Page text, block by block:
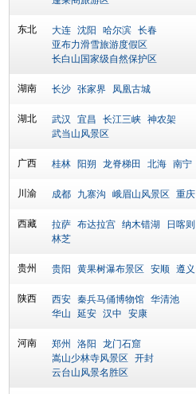
东北 大连 沈阳 哈尔滨 长春
亚布力滑雪旅游度假区
长白山国家级自然保护区
湖南 长沙 张家界 凤凰古城
湖北 武汉 宜昌 长江三峡 神农架
武当山风景区
广西 桂林 阳朔 龙脊梯田 北海 南宁
川渝 成都 九寨沟 峨眉山风景区 重庆
西藏 拉萨 布达拉宫 纳木错湖
日喀则
林芝
贵州 贵阳 黄果树瀑布景区 安顺 遵义
陕西 西安 秦兵马俑博物馆 华清池
华山
延安 汉中 安康
河南 郑州 洛阳
龙门石窟
嵩山少林寺风景区
开封
云台山风景名胜区